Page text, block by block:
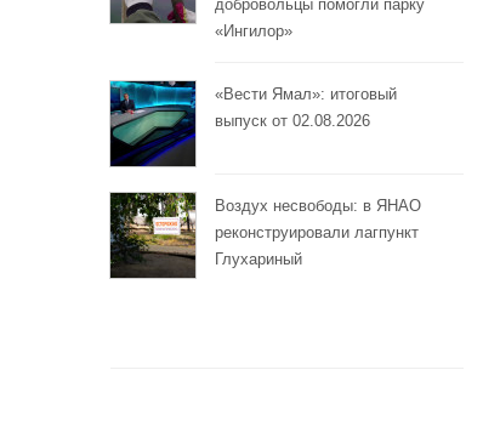
добровольцы помогли парку
«Ингилор»
«Вести Ямал»: итоговый
выпуск от 02.08.2026
Воздух несвободы: в ЯНАО
реконструировали лагпункт
Глухариный